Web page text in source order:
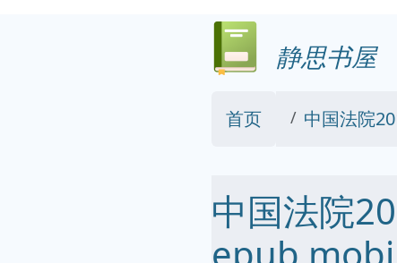
静思书屋
首页 中国法院
中国法院